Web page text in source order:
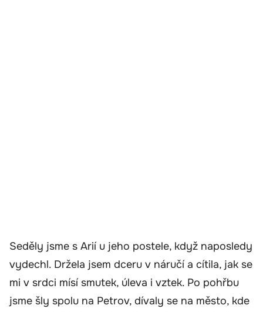
Seděly jsme s Arií u jeho postele, když naposledy
vydechl. Držela jsem dceru v náručí a cítila, jak se
mi v srdci mísí smutek, úleva i vztek. Po pohřbu
jsme šly spolu na Petrov, dívaly se na město, kde